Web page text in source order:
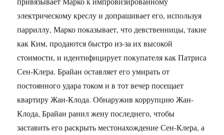
электрическому креслу и допрашивает его, используя
парриллу, Марко показывает, что девственницы, такие
как Ким, продаются быстро из-за их высокой
стоимости, и идентифицирует покупателя как Патриса
Сен-Клера. Брайан оставляет его умирать от
постоянного удара током и в тот вечер посещает
квартиру Жан-Клода. Обнаружив коррупцию Жан-
Клода, Брайан ранил жену последнего, чтобы
заставить его раскрыть местонахождение Сен-Клера, а